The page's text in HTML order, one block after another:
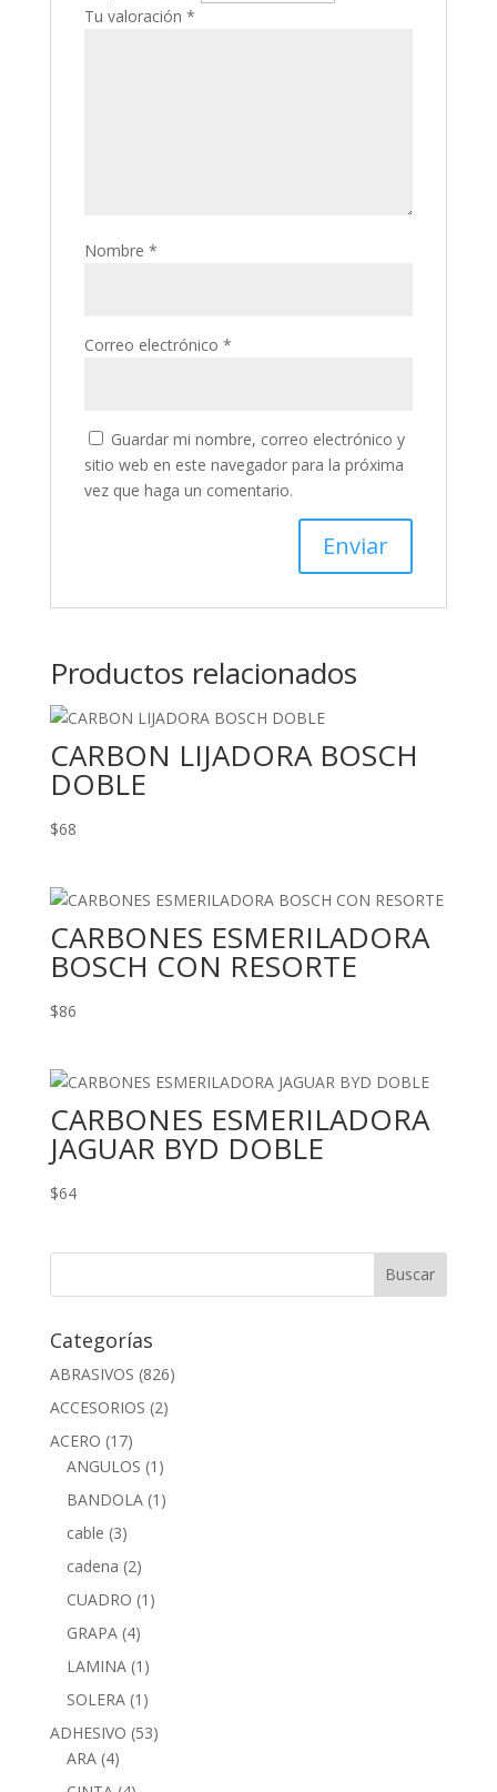
Tu valoración *
Nombre *
Correo electrónico *
Guardar mi nombre, correo electrónico y
sitio web en este navegador para la próxima
vez que haga un comentario.
Productos relacionados
CARBON LIJADORA BOSCH
DOBLE
$68
CARBONES ESMERILADORA
BOSCH CON RESORTE
$86
CARBONES ESMERILADORA
JAGUAR BYD DOBLE
$64
Categorías
ABRASIVOS (826)
ACCESORIOS (2)
ACERO (17)
ANGULOS (1)
BANDOLA (1)
cable (3)
cadena (2)
CUADRO (1)
GRAPA (4)
LAMINA (1)
SOLERA (1)
ADHESIVO (53)
ARA (4)